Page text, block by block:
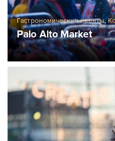
Гастрономические ивенты,
Palo Alto Market